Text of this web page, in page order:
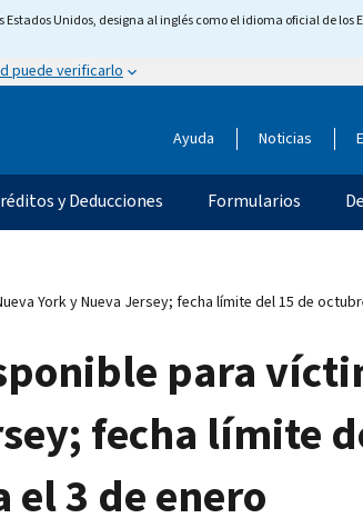
Unidos, designa al inglés como el idioma oficial de
puede verificarlo
Ayuda Noticias
y Deducciones Formularios
York y Nueva Jersey; fecha límite del 15 de
para
fecha límite
el 3 de enero